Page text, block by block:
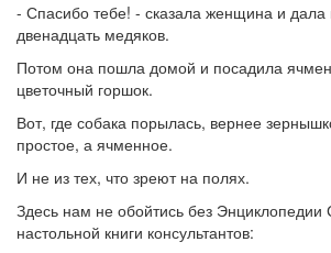
- Спасибо тебе! - сказала женщина и дала
двенадцать медяков.
Потом она пошла домой и посадила
цветочный горшок.
Вот, где собака порылась, вернее
простое, а ячменное.
И не из тех, что зреют на полях.
Здесь нам не обойтись без Энциклопедии
настольной книги консультантов: